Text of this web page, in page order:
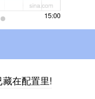
在配置里!